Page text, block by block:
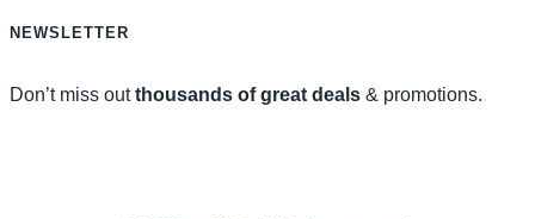
NEWSLETTER
Don’t miss outthousands of great deals & promotions.